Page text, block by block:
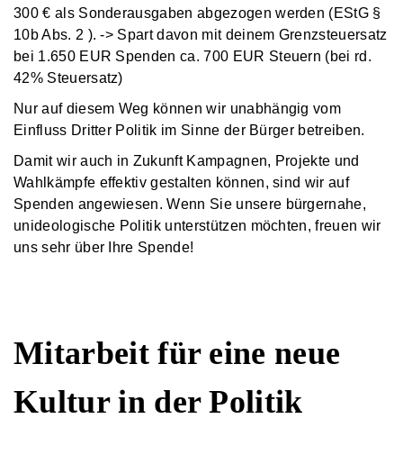
300 € als Sonderausgaben abgezogen werden (EStG §
10b Abs. 2 ). -> Spart davon mit deinem Grenzsteuersatz
bei 1.650 EUR Spenden ca. 700 EUR Steuern (bei rd.
42% Steuersatz)
Nur auf diesem Weg können wir unabhängig vom
Einfluss Dritter Politik im Sinne der Bürger betreiben.
Damit wir auch in Zukunft Kampagnen, Projekte und
Wahlkämpfe effektiv gestalten können, sind wir auf
Spenden angewiesen. Wenn Sie unsere bürgernahe,
unideologische Politik unterstützen möchten, freuen wir
uns sehr über Ihre Spende!
Mitarbeit für eine neue
Kultur in der Politik